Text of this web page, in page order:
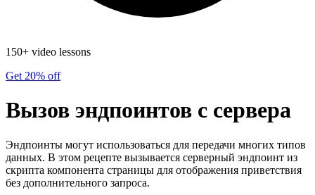
150+ video lessons
Get 20% off
Вызов эндпоинтов с сервера
Эндпоинты могут использоваться для передачи многих типов
данных. В этом рецепте вызывается серверный эндпоинт из
скрипта компонента страницы для отображения приветствия
без дополнительного запроса.